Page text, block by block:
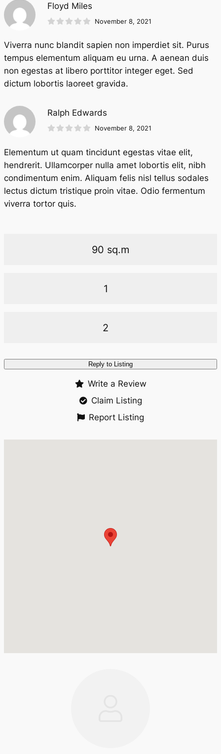
Floyd Miles
November 8, 2021
Viverra nunc blandit sapien non imperdiet sit. Purus
tempus elementum aliquam eu urna. A aenean duis
non egestas at libero porttitor integer eget. Sed
dictum lobortis laoreet gravida.
Ralph Edwards
November 8, 2021
Elementum ut quam tincidunt egestas vitae elit,
hendrerit. Ullamcorper nulla amet lobortis elit, nibh
condimentum enim. Aliquam felis nisl tellus sodales
lectus dictum tristique proin vitae. Odio fermentum
viverra tortor quis.
90 sq.m
1
2
Reply to Listing
Write a Review
Claim Listing
Report Listing